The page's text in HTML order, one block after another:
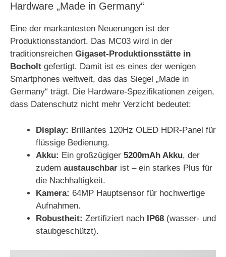
Hardware „Made in Germany“
Eine der markantesten Neuerungen ist der
Produktionsstandort. Das MC03 wird in der
traditionsreichen Gigaset-Produktionsstätte in
Bocholt gefertigt. Damit ist es eines der wenigen
Smartphones weltweit, das das Siegel „Made in
Germany“ trägt. Die Hardware-Spezifikationen zeigen,
dass Datenschutz nicht mehr Verzicht bedeutet:
Display: Brillantes 120Hz OLED HDR-Panel für
flüssige Bedienung.
Akku: Ein großzügiger 5200mAh Akku, der
zudem austauschbar ist – ein starkes Plus für
die Nachhaltigkeit.
Kamera: 64MP Hauptsensor für hochwertige
Aufnahmen.
Robustheit: Zertifiziert nach IP68 (wasser- und
staubgeschützt).